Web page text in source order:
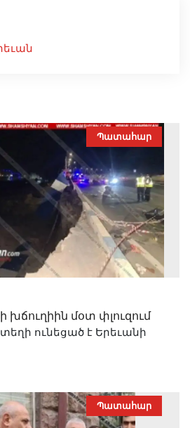
Պատահար
մօտ փլուզում
ունեցած է Երեւանի
Պատահար